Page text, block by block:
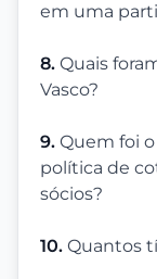
em uma
8. Quais
Vasco?
9. Quem foi
política de
sócios?
10. Quantos